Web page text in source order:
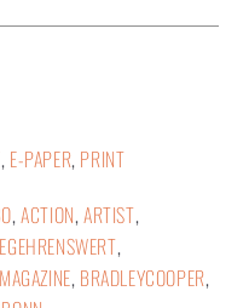
, E-PAPER, PRINT
,ACTION,ARTIST,
,
, BRADLEYCOOPER,